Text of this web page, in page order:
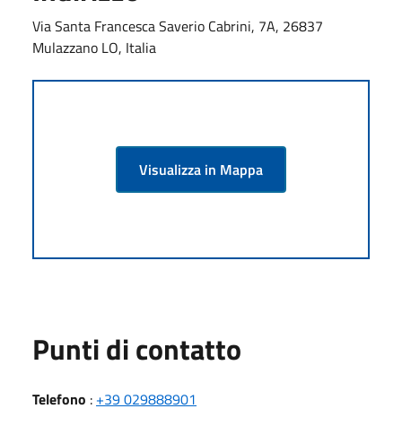
Via Santa Francesca Saverio Cabrini, 7A, 26837
Mulazzano LO, Italia
Visualizza in Mappa
Punti di contatto
Telefono : +39 029888901